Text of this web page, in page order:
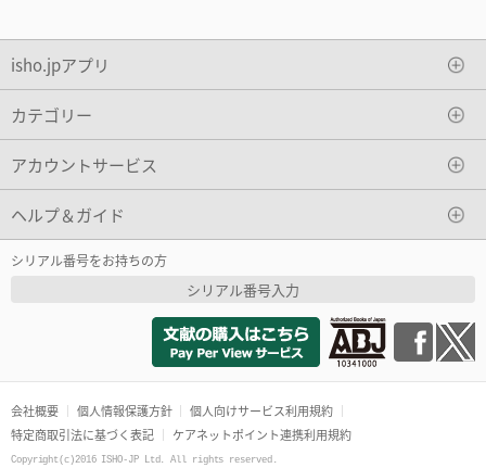
isho.jpアプリ
カテゴリー
アカウントサービス
ヘルプ＆ガイド
シリアル番号をお持ちの方
シリアル番号入力
会社概要 個人情報保護方針
個人向けサービス利用規約
特定商取引法に基づく表記
ケアネットポイント連携利用規約
Copyright(c)2016 ISHO-JP Ltd. All rights reserved.